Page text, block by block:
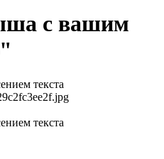
с вашим
текста
текста